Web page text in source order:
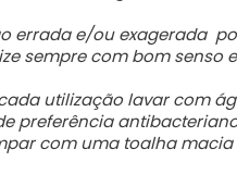
errada e/ou exagerada
bom senso e
utilização lavar com
com uma toalha macia